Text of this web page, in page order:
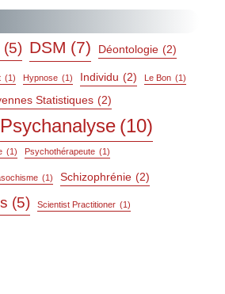
(5) DSM (7) Déontologie (2)
(1) Hypnose (1) Individu (2) Le Bon (1)
Statistiques (2)
Psychanalyse (10)
(1) Psychothérapeute (1)
(1) Schizophrénie (2)
(5) Scientist Practitioner (1)